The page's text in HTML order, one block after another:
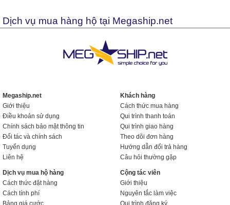
Dịch vụ mua hàng hộ tại Megaship.net
Megaship.net
Giới thiệu
Điều khoản sử dụng
Chính sách bảo mật thông tin
Đối tác và chính sách
Tuyển dụng
Liên hệ
Khách hàng
Cách thức mua hàng
Qui trình thanh toán
Qui trình giao hàng
Theo dõi đơn hàng
Hướng dẫn đổi trả hàng
Câu hỏi thường gặp
Dịch vụ mua hộ hàng
Cách thức đặt hàng
Cách tính phí
Bảng giá cước
Cộng tác viên
Giới thiệu
Nguyên tắc làm việc
Qui trình đăng ký